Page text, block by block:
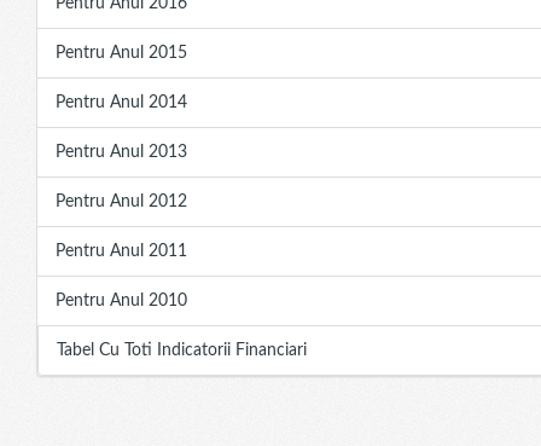
Pentru Anul 2016
Pentru Anul 2015
Pentru Anul 2014
Pentru Anul 2013
Pentru Anul 2012
Pentru Anul 2011
Pentru Anul 2010
Tabel Cu Toti Indicatorii Financiari